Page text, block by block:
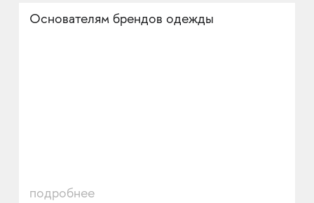
Основателям брендов одежды
подробнее